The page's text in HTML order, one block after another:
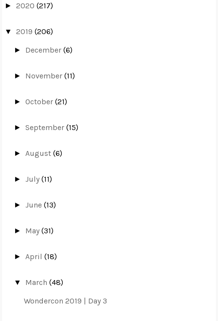
► 2020 (217)
▼ 2019 (206)
► December(6)
► November(11)
►October(21)
►September(15)
► August(6)
►July(11)
►June(13)
► May(31)
► April(18)
▼ March(48)
Wondercon 2019 | Day 3